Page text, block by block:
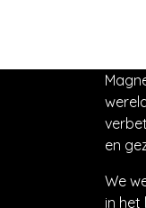
en
We
in